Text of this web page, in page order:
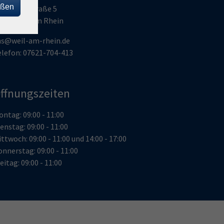
5
Weil am Rhein
am-rhein.de
07621-704-413
09:00 - 11:00
09:00 - 11:00
09:00 - 11:00 und 14:00 - 17:00
09:00 - 11:00
09:00 - 11:00